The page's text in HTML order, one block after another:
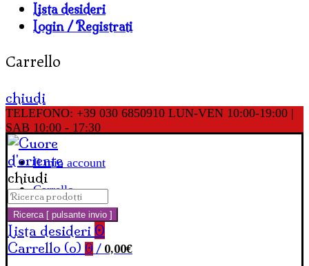
Lista desideri
Login / Registrati
Carrello
chiudi
TELEFONO: +39 030 6850910 LUN-VEN 10:00-19:00 |
SAB 10:00 - 17:30
Il mio account
Carrello
chiudi
Cerca:
Ricerca [ pulsante invio ]
Lista desideri 0
Carrello (o) 0 / 0,00€